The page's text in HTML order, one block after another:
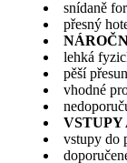
snídaně
přesný
lehká
pěší
vhodné
VSTUPY
vstupy do